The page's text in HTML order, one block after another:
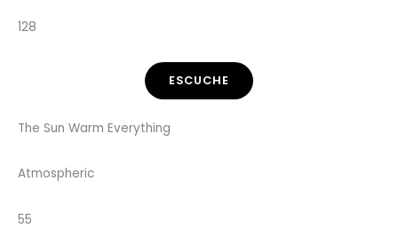
128
ESCUCHE
The Sun Warm Everything
Atmospheric
55